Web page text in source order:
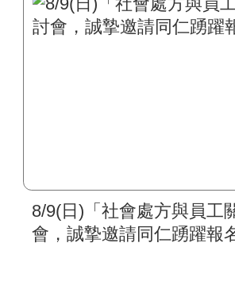
8/9(日)「社會處方與員工
會，誠摯邀請同仁踴躍報